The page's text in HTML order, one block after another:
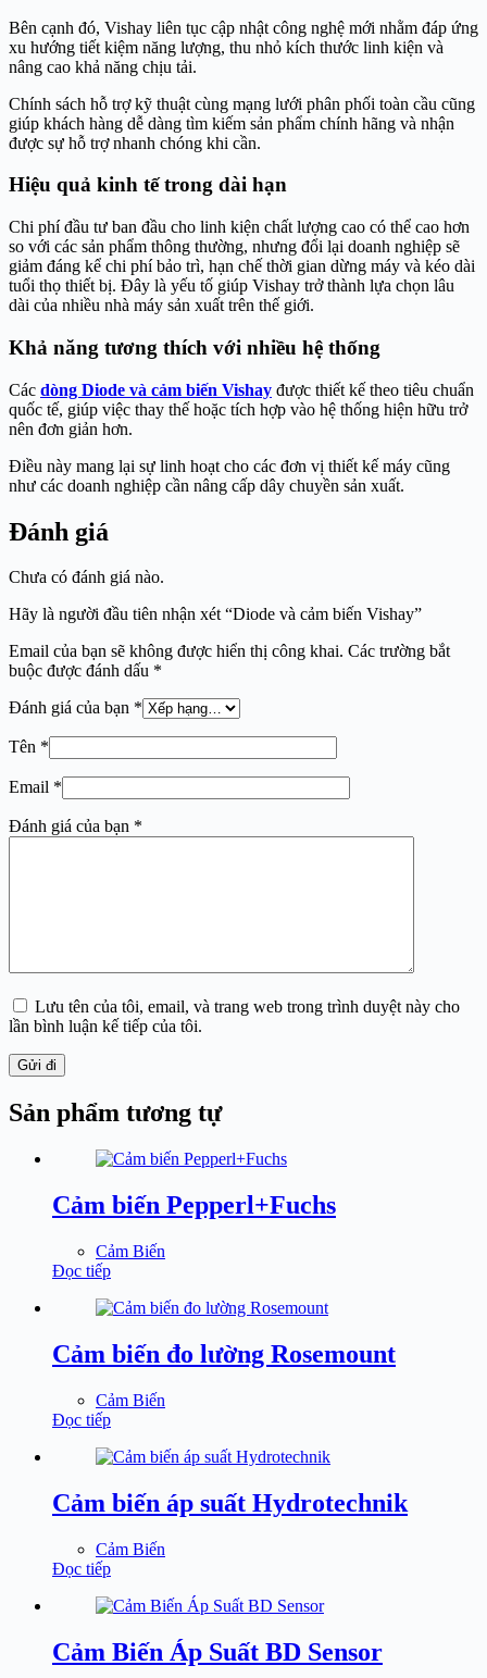
Bên cạnh đó, Vishay liên tục cập nhật công nghệ mới nhằm đáp ứng
xu hướng tiết kiệm năng lượng, thu nhỏ kích thước linh kiện và
nâng cao khả năng chịu tải.
Chính sách hỗ trợ kỹ thuật cùng mạng lưới phân phối toàn cầu cũng
giúp khách hàng dễ dàng tìm kiếm sản phẩm chính hãng và nhận
được sự hỗ trợ nhanh chóng khi cần.
Hiệu quả kinh tế trong dài hạn
Chi phí đầu tư ban đầu cho linh kiện chất lượng cao có thể cao hơn
so với các sản phẩm thông thường, nhưng đổi lại doanh nghiệp sẽ
giảm đáng kể chi phí bảo trì, hạn chế thời gian dừng máy và kéo dài
tuổi thọ thiết bị. Đây là yếu tố giúp Vishay trở thành lựa chọn lâu
dài của nhiều nhà máy sản xuất trên thế giới.
Khả năng tương thích với nhiều hệ thống
Các dòng Diode và cảm biến Vishay được thiết kế theo tiêu chuẩn
quốc tế, giúp việc thay thế hoặc tích hợp vào hệ thống hiện hữu trở
nên đơn giản hơn.
Điều này mang lại sự linh hoạt cho các đơn vị thiết kế máy cũng
như các doanh nghiệp cần nâng cấp dây chuyền sản xuất.
Đánh giá
Chưa có đánh giá nào.
Hãy là người đầu tiên nhận xét “Diode và cảm biến Vishay”
Email của bạn sẽ không được hiển thị công khai. Các trường bắt
buộc được đánh dấu *
Đánh giá của bạn *
Tên *
Email *
Đánh giá của bạn *
Lưu tên của tôi, email, và trang web trong trình duyệt này cho
lần bình luận kế tiếp của tôi.
Gửi đi
Sản phẩm tương tự
Cảm biến Pepperl+Fuchs
Cảm Biến
Đọc tiếp
Cảm biến đo lường Rosemount
Cảm Biến
Đọc tiếp
Cảm biến áp suất Hydrotechnik
Cảm Biến
Đọc tiếp
Cảm Biến Áp Suất BD Sensor